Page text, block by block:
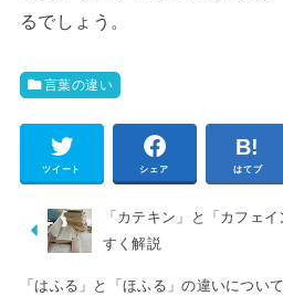
るでしょう。
言葉の違い
ツイート シェア はてブ
「カテキン」と「カフェ
すく解説
「はふる」と「ほふる」の違いについ